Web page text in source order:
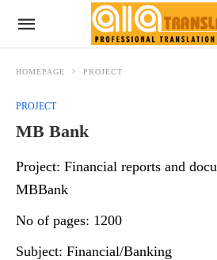
HOMEPAGE PROJECT
PROJECT
MB Bank
Project: Financial reports and
MBBank
No of pages: 1200
Subject: Financial/Banking